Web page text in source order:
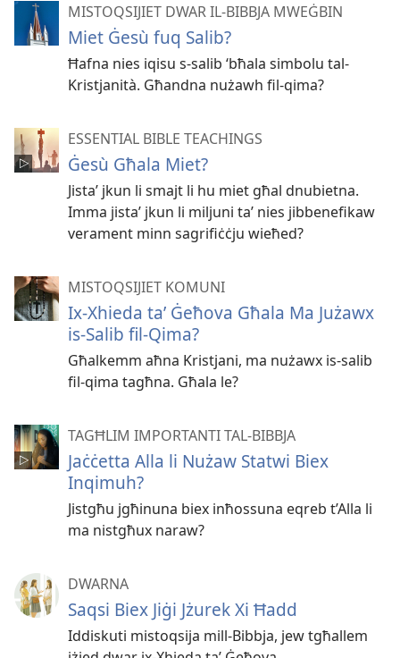
MISTOQSIJIET DWAR IL-BIBBJA MWEĠBIN
Miet Ġesù fuq Salib?
Ħafna nies iqisu s-salib ‘bħala simbolu tal-
Kristjanità. Għandna nużawh fil-qima?
ESSENTIAL BIBLE TEACHINGS
Ġesù Għala Miet?
Jistaʼ jkun li smajt li hu miet għal dnubietna.
Imma jistaʼ jkun li miljuni taʼ nies jibbenefikaw
verament minn sagrifiċċju wieħed?
MISTOQSIJIET KOMUNI
Ix-Xhieda taʼ Ġeħova Għala Ma Jużawx
is-Salib fil-Qima?
Għalkemm aħna Kristjani, ma nużawx is-salib
fil-qima tagħna. Għala le?
TAGĦLIM IMPORTANTI TAL-BIBBJA
Jaċċetta Alla li Nużaw Statwi Biex
Inqimuh?
Jistgħu jgħinuna biex inħossuna eqreb t’Alla li
ma nistgħux naraw?
DWARNA
Saqsi Biex Jiġi Jżurek Xi Ħadd
Iddiskuti mistoqsija mill-Bibbja, jew tgħallem